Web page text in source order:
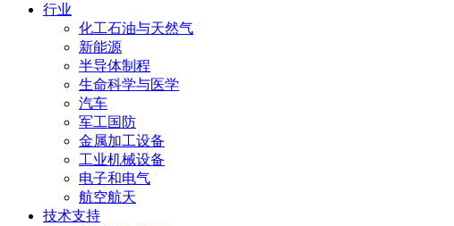
行业
化工石油与天然气
新能源
半导体制程
生命科学与医学
汽车
军工国防
金属加工设备
工业机械设备
电子和电气
航空航天
技术支持